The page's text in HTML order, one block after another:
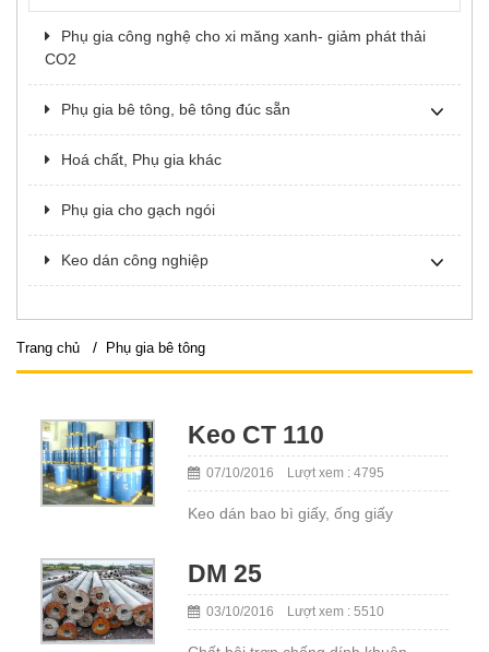
Phụ gia công nghệ cho xi măng xanh- giảm phát thải
CO2
Phụ gia bê tông, bê tông đúc sẵn
Hoá chất, Phụ gia khác
Phụ gia cho gạch ngói
Keo dán công nghiệp
Trang chủ / Phụ gia bê tông
Keo CT 110
07/10/2016 Lượt xem : 4795
Keo dán bao bì giấy, ống giấy
DM 25
03/10/2016 Lượt xem : 5510